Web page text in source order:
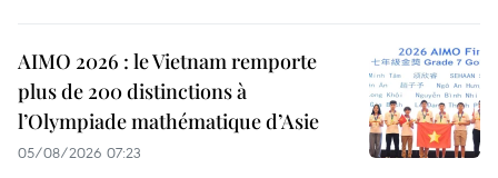
AIMO 2026 : le Vietnam remporte
plus de 200 distinctions à
l’Olympiade mathématique d’Asie
05/08/2026 07:23